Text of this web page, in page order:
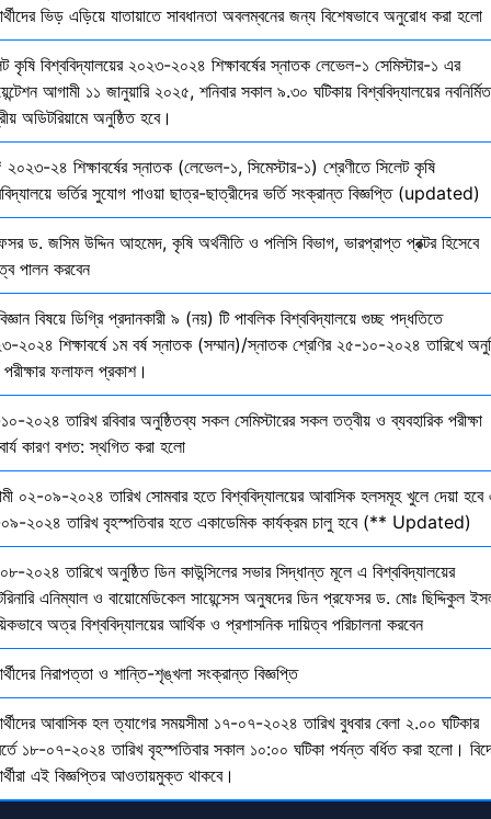
ভিড় এড়িয়ে যাতায়াতে সাবধানতা অবলম্বনের জন্য বিশেষভাবে অনুরোধ করা হলো
কৃষি বিশ্ববিদ্যালয়ের ২০২৩-২০২৪ শিক্ষাবর্ষের স্নাতক লেভেল-১ সেমিস্টার-১ এর
আগামী ১১ জানুয়ারি ২০২৫, শনিবার সকাল ৯.৩০ ঘটিকায় বিশ্ববিদ্যালয়ের নবনির্মিত
অডিটরিয়ামে অনুষ্ঠিত হবে।
২৪ শিক্ষাবর্ষের স্নাতক (লেভেল-১, সিমেস্টার-১) শ্রেণীতে সিলেট কৃষি
ভর্তির সুযোগ পাওয়া ছাত্র-ছাত্রীদের ভর্তি সংক্রান্ত বিজ্ঞপ্তি (updated)
ড. জসিম উদ্দিন আহমেদ, কৃষি অর্থনীতি ও পলিসি বিভাগ, ভারপ্রাপ্ত প্রক্টর হিসেবে
পালন করবেন
বিষয়ে ডিগ্রি প্রদানকারী ৯ (নয়) টি পাবলিক বিশ্ববিদ্যালয়ে গুচ্ছ পদ্ধতিতে
২০২৪ শিক্ষাবর্ষে ১ম বর্ষ স্নাতক (সম্মান)/স্নাতক শ্রেণির ২৫-১০-২০২৪ তারিখে
পরীক্ষার ফলাফল প্রকাশ।
২০২৪ তারিখ রবিবার অনুষ্ঠিতব্য সকল সেমিস্টারের সকল তত্বীয় ও ব্যবহারিক পরীক্ষা
কারণ বশত: স্থগিত করা হলো
০২-০৯-২০২৪ তারিখ সোমবার হতে বিশ্ববিদ্যালয়ের আবাসিক হলসমূহ খুলে দেয়া হবে
২০২৪ তারিখ বৃহস্পতিবার হতে একাডেমিক কার্যক্রম চালু হবে (** Updated)
২০২৪ তারিখে অনুষ্ঠিত ডিন কাউন্সিলের সভার সিদ্ধান্ত মূলে এ বিশ্ববিদ্যালয়ের
এনিম্যাল ও বায়োমেডিকেল সায়েন্সেস অনুষদের ডিন প্রফেসর ড. মোঃ ছিদ্দিকুল
অত্র বিশ্ববিদ্যালয়ের আর্থিক ও প্রশাসনিক দায়িত্ব পরিচালনা করবেন
নিরাপত্তা ও শান্তি-শৃঙ্খলা সংক্রান্ত বিজ্ঞপ্তি
আবাসিক হল ত্যাগের সময়সীমা ১৭-০৭-২০২৪ তারিখ বুধবার বেলা ২.০০ ঘটিকার
১৮-০৭-২০২৪ তারিখ বৃহস্পতিবার সকাল ১০:০০ ঘটিকা পর্যন্ত বর্ধিত করা হলো।
এই বিজ্ঞপ্তির আওতায়মুক্ত থাকবে।